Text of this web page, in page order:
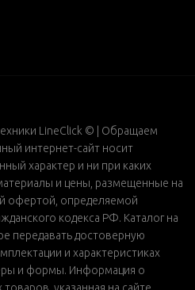
LineClick © | Обращаем
интернет-сайт носит
характер и ни при каких
и цены, размещенные на
офертой, определяемой
кодекса РФ. Каталог на
передавать достоверную
и характеристиках
и формы. Информация о